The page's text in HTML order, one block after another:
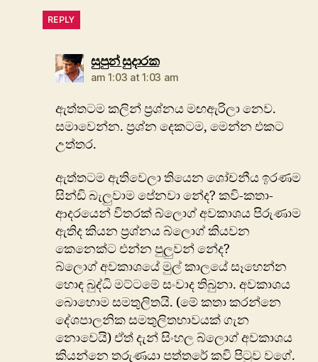
REPLY
සුපුන් සුදාරකsays:
am 1:03 at 1:03 am
ඇත්තටම කලින් ප්‍රශ්නය මඟඇරිලා නෙව.
සමාවෙන්න. ප්‍රශ්න දෙකටම, මෙන්න එකට
උත්තර.
ඇත්තටම ඇතිවෙලා තියෙන ශෝචනීය ඉරණම
සින්ඩි බැලුවාම පේනවා නේද? කවි-කතා-
ආදරයෙන් විතරක් බ්ලොග් අවකාශය පිරුණාම
ඇතිද කියන ප්‍රශ්නය බ්ලොග් කියවන
කෙනෙක්ට එන්න පුලුවන් නේද?
බ්ලොග් අවකාශයේ මුල් කාලයේ සෑහෙන්න
හොඳ බුද්ධි මට්ටමේ සංවාද තිබුනා. අවකාශය
බොහොම සමතුලිතයි. (මේ කතා කරන්නෙ
දේශපාලනික සමතුලිතභාවයක් ගැන
නොවෙයි) ඒත් දැන් සිංහල බ්ලොග් අවකාශය
කියන්නෙ තරුණයා පත්තරේ කවි පිටුව වගේ.